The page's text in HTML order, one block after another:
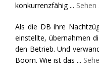
konkurrenzfähig...
Als die DB ihre
einstellte, übernahmen
den Betrieb. Und
Boom. Wie ist das ...